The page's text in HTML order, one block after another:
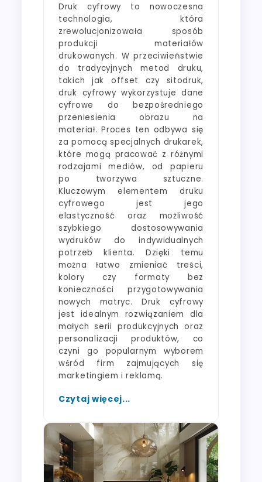
Druk cyfrowy to nowoczesna
technologia, która
zrewolucjonizowała sposób
produkcji materiałów
drukowanych. W przeciwieństwie
do tradycyjnych metod druku,
takich jak offset czy sitodruk,
druk cyfrowy wykorzystuje dane
cyfrowe do bezpośredniego
przeniesienia obrazu na
materiał. Proces ten odbywa się
za pomocą specjalnych drukarek,
które mogą pracować z różnymi
rodzajami mediów, od papieru
po tworzywa sztuczne.
Kluczowym elementem druku
cyfrowego jest jego
elastyczność oraz możliwość
szybkiego dostosowywania
wydruków do indywidualnych
potrzeb klienta. Dzięki temu
można łatwo zmieniać treści,
kolory czy formaty bez
konieczności przygotowywania
nowych matryc. Druk cyfrowy
jest idealnym rozwiązaniem dla
małych serii produkcyjnych oraz
personalizacji produktów, co
czyni go popularnym wyborem
wśród firm zajmujących się
marketingiem i reklamą.
Czytaj więcej...